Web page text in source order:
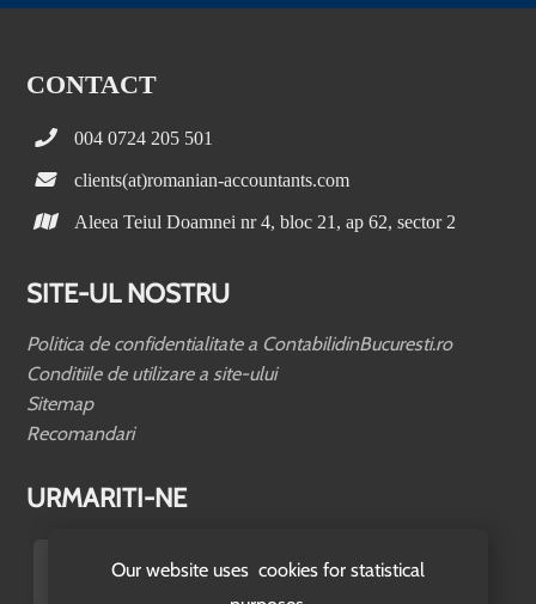
Our website uses cookies for statistical
CONTACT
004 0724 205 501
clients(at)romanian-accountants.com
Aleea Teiul Doamnei nr 4, bloc 21, ap 62, sector 2
SITE-UL NOSTRU
Politica de confidentialitate a ContabilidinBucuresti.ro
Conditiile de utilizare a site-ului
Sitemap
Recomandari
URMARITI-NE